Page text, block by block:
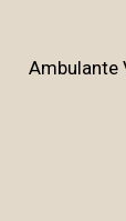
Ambulante